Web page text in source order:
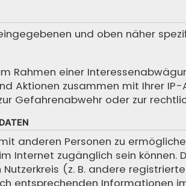
und oben näher
Rahmen einer
Aktionen zusammen mit Ihrer
Gefahrenabwehr oder zur
anderen Personen zu
Internet zugänglich sein
(z. B. andere
entsprechenden Informationen